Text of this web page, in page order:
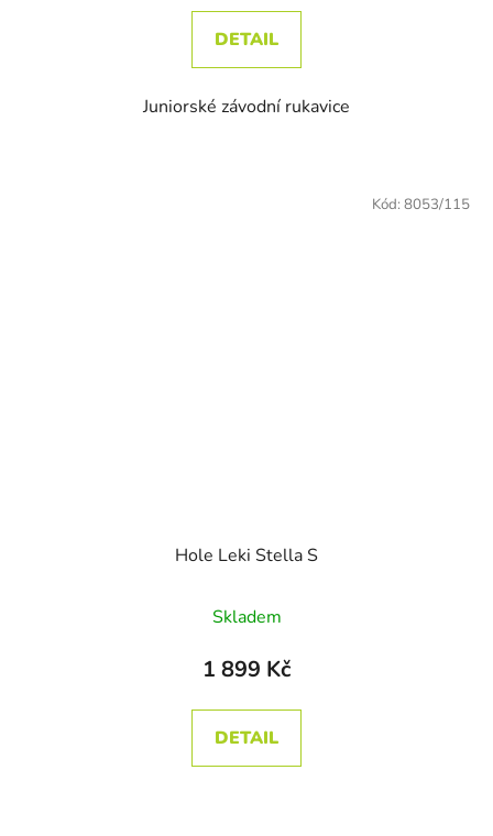
DETAIL
Juniorské závodní rukavice
Hole Leki Stella S
Skladem
1 899 Kč
DETAIL
Kód: 8053/115